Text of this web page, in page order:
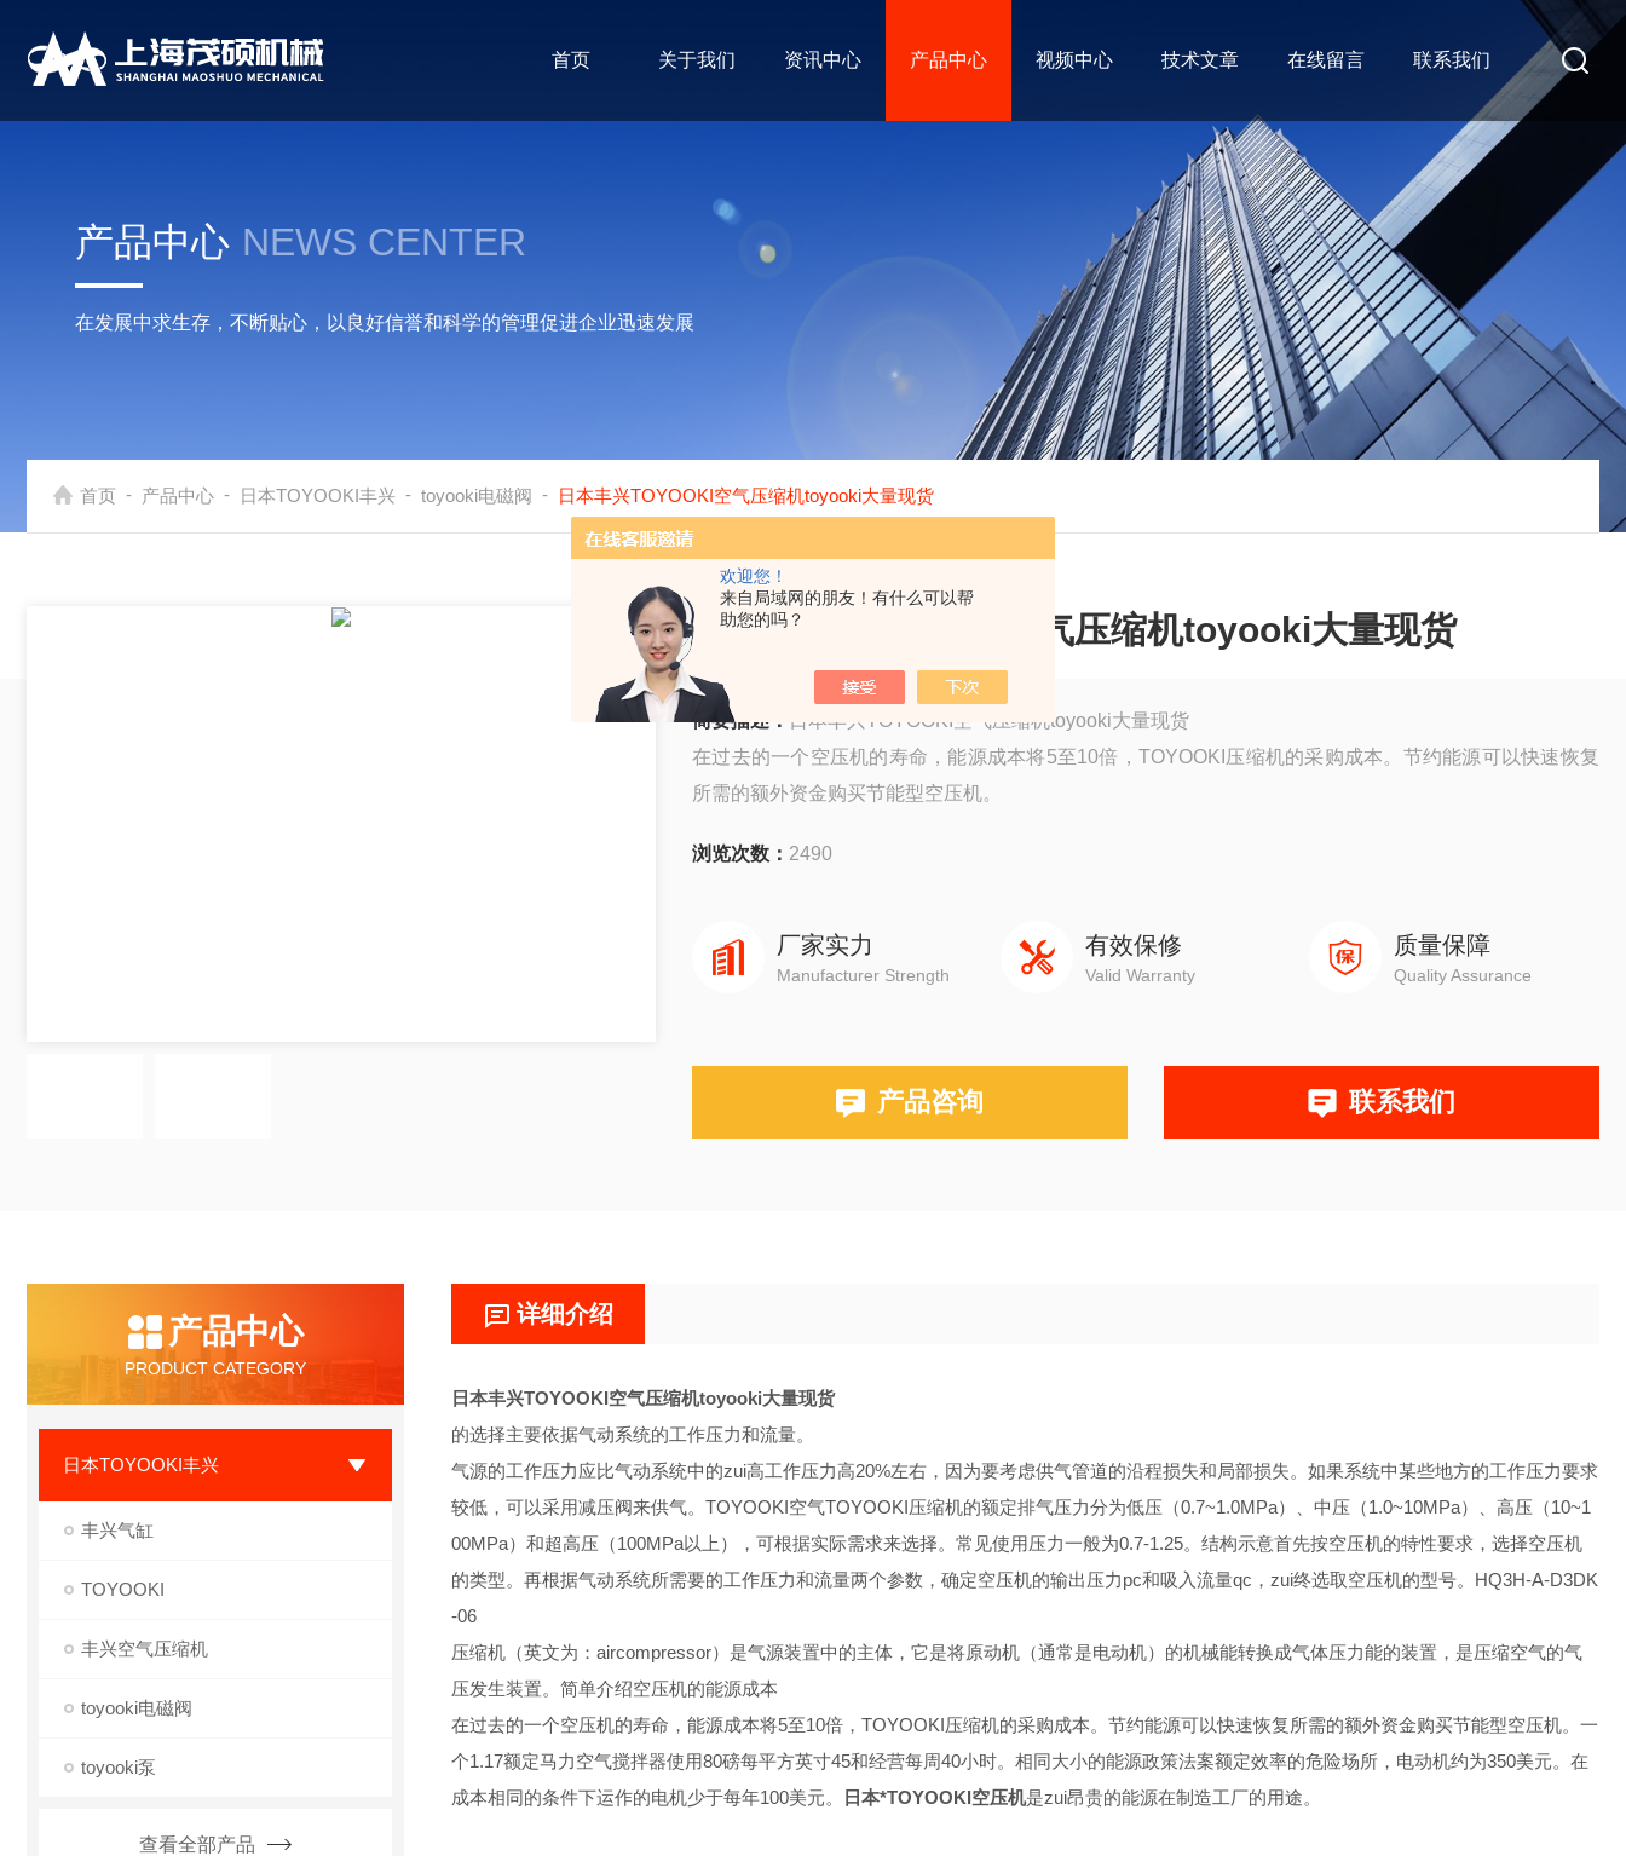
欢迎您！
来自局域网的朋友！有什么可以帮
助您的吗？
首页 关于我们 资讯中心 产品中心 视频中心 技术文章 在线留言 联系我们
产品中心 NEWS CENTER
在发展中求生存，不断贴心，以良好信誉和科学的管理促进企业迅速发展
首页 - 产品中心 - 日本TOYOOKI丰兴 - toyooki电磁阀 - 日本丰兴TOYOOKI空气压缩机toyooki大量现货
日本丰兴TOYOOKI空气压缩机toyooki大量现货
简要描述： 日本丰兴TOYOOKI空气压缩机toyooki大量现货
在过去的一个空压机的寿命，能源成本将5至10倍，TOYOOKI压缩机的采购成本。节约能源可以快速恢复
所需的额外资金购买节能型空压机。
浏览次数： 2490
厂家实力
Manufacturer Strength
有效保修
Valid Warranty
质量保障
Quality Assurance
产品咨询 联系我们
产品中心
PRODUCT CATEGORY
日本TOYOOKI丰兴
丰兴气缸
TOYOOKI
丰兴空气压缩机
toyooki电磁阀
toyooki泵
查看全部产品
详细介绍
日本丰兴TOYOOKI空气压缩机toyooki大量现货
的选择主要依据气动系统的工作压力和流量。
气源的工作压力应比气动系统中的zui高工作压力高20%左右，因为要考虑供气管道的沿程损失和局部损失。如果系统中某些地方的工作压力要求
较低，可以采用减压阀来供气。TOYOOKI空气TOYOOKI压缩机的额定排气压力分为低压（0.7~1.0MPa）、中压（1.0~10MPa）、高压（10~1
00MPa）和超高压（100MPa以上），可根据实际需求来选择。常见使用压力一般为0.7-1.25。结构示意首先按空压机的特性要求，选择空压机
的类型。再根据气动系统所需要的工作压力和流量两个参数，确定空压机的输出压力pc和吸入流量qc，zui终选取空压机的型号。HQ3H-A-D3DK
-06
压缩机（英文为：aircompressor）是气源装置中的主体，它是将原动机（通常是电动机）的机械能转换成气体压力能的装置，是压缩空气的气
压发生装置。简单介绍空压机的能源成本
在过去的一个空压机的寿命，能源成本将5至10倍，TOYOOKI压缩机的采购成本。节约能源可以快速恢复所需的额外资金购买节能型空压机。一
个1.17额定马力空气搅拌器使用80磅每平方英寸45和经营每周40小时。相同大小的能源政策法案额定效率的危险场所，电动机约为350美元。在
成本相同的条件下运作的电机少于每年100美元。
日本*TOYOOKI空压机是zui昂贵的能源在制造工厂的用途。